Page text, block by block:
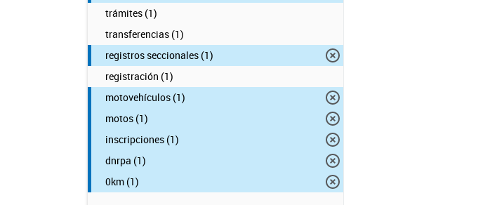
trámites (1)
transferencias (1)
registros seccionales (1)
registración (1)
motovehículos (1)
motos (1)
inscripciones (1)
dnrpa (1)
0km (1)